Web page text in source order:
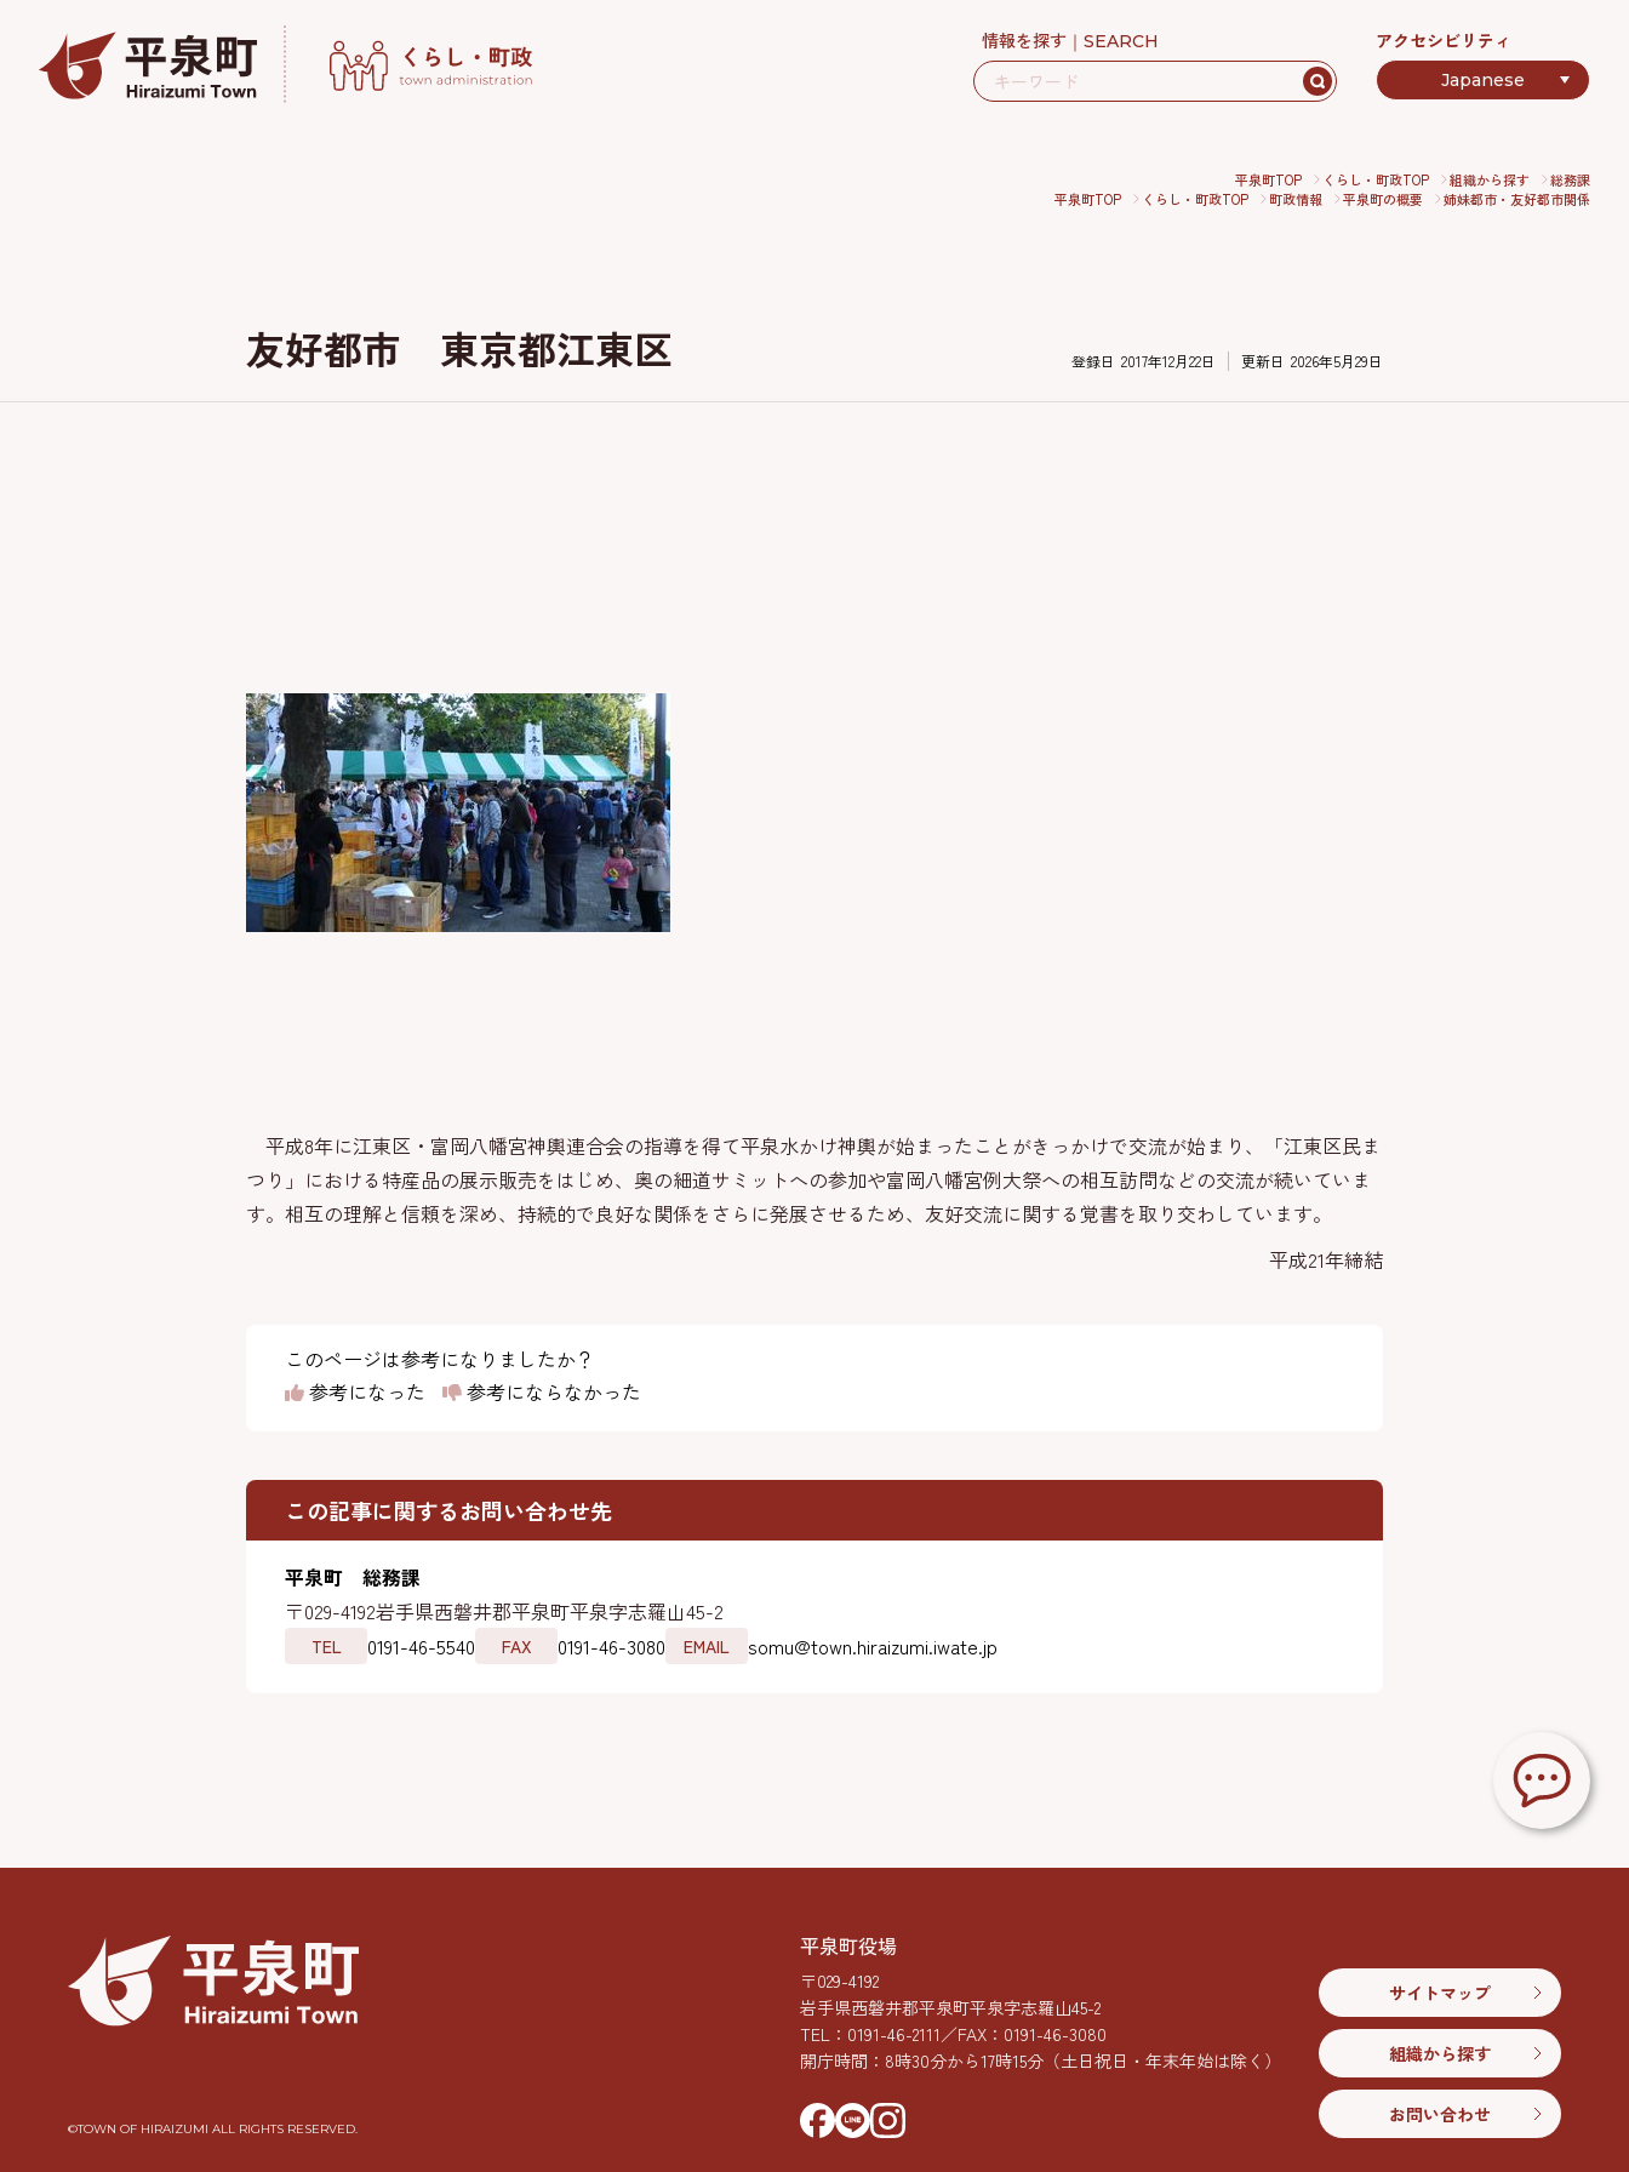
情報を探す SEARCH アクセシビリティ
平泉町TOP くらし・町政TOP 組織から探す
総務課
平泉町TOP
くらし・町政TOP 町政情報 平泉町の概要 姉妹都市・友好都市関係
友好都市 東京都江東区 登録日 2017年12月22日 更新日 2026年5月29日
平成8年に江東区・富岡八幡宮神輿連合会の指導を得て平泉水かけ神輿が始まったことがきっかけで交流が始まり、「江東区民ま
つり」における特産品の展示販売をはじめ、奥の細道サミットへの参加や富岡八幡宮例大祭への相互訪問などの交流が続いていま
す。相互の理解と信頼を深め、持続的で良好な関係をさらに発展させるため、友好交流に関する覚書を取り交わしています。
平成21年締結
このページは参考になりましたか？
参考になった
参考にならなかった
この記事に関するお問い合わせ先
平泉町 総務課
〒029-4192岩手県西磐井郡平泉町平泉字志羅山45-2
TEL 0191-46-5540 FAX 0191-46-3080 EMAIL somu@town.hiraizumi.iwate.jp
©︎TOWN OF HIRAIZUMI ALL RIGHTS RESERVED.
平泉町役場
〒029-4192
岩手県西磐井郡平泉町平泉字志羅山45-2
TEL： 0191-46-2111／FAX：0191-46-3080
開庁時間：8時30分から17時15分 （土日祝日・年末年始は除く）
サイトマップ
組織から探す
お問い合わせ